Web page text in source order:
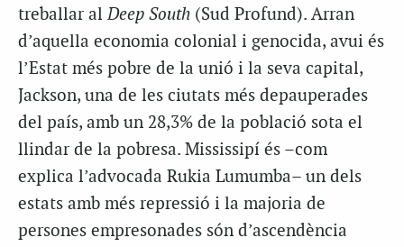
treballar alDeep South (Sud Profund). Arran
d’aquella economia colonial i genocida, avui és
l’Estat més pobre de la unió i la seva capital,
Jackson, una de les ciutats més depauperades
del país, amb un 28,3% de la població sota el
llindar de la pobresa. Mississipí és –com
explica l’advocada Rukia Lumumba– un dels
estats amb més repressió i la majoria de
persones empresonades són d’ascendència